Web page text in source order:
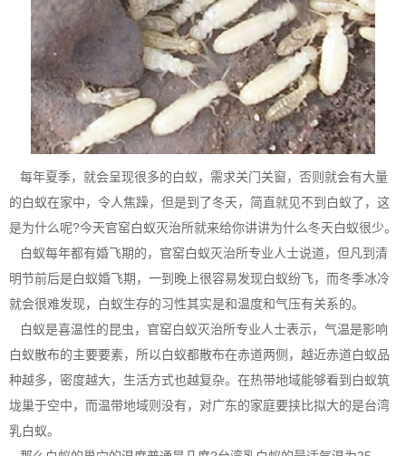
每年夏季，就会呈现很多的白蚁，需求关门关窗，否则就会有大量
的白蚁在家中，令人焦躁，但是到了冬天，简直就见不到白蚁了，这
是为什么呢?今天官窑白蚁灭治所就来给你讲讲为什么冬天白蚁很少。
白蚁每年都有婚飞期的，官窑白蚁灭治所专业人士说道，但凡到清
明节前后是白蚁婚飞期，一到晚上很容易发现白蚁纷飞，而冬季冰冷
就会很难发现，白蚁生存的习性其实是和温度和气压有关系的。
白蚁是喜温性的昆虫 ，官窑白蚁灭治所专业人士表示，气温是影响
白蚁散布的主要要素，所以白蚁都散布在赤道两侧，越近赤道白蚁品
种越多，密度越大，生活方式也越复杂。在热带地域能够看到白蚁筑
垅巢于空中，而温带地域则没有，对广东的家庭要挟比拟大的是台湾
乳白蚁。